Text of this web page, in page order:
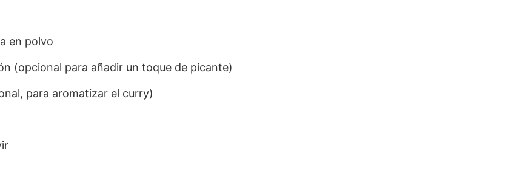
en polvo
(opcional para añadir un toque de picante)
para aromatizar el curry)